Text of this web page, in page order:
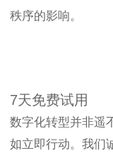
秩序的影响。
7天免费试用
数字化转型并非遥
如立即行动。我们